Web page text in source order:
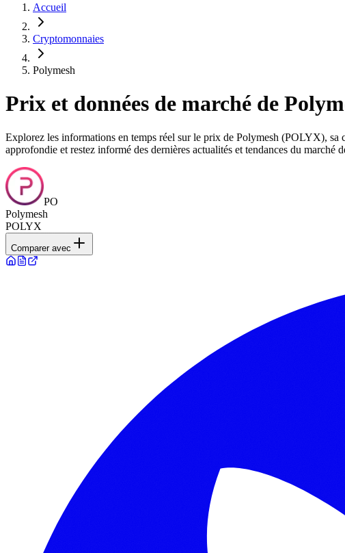
Accueil
Cryptomonnaies
Polymesh
Prix et données de marché de
Explorez les informations en temps réel sur le prix de Polymesh (POLYX),
approfondie et restez informé des dernières actualités et tendances du marché
PO
Polymesh
POLYX
Comparer avec